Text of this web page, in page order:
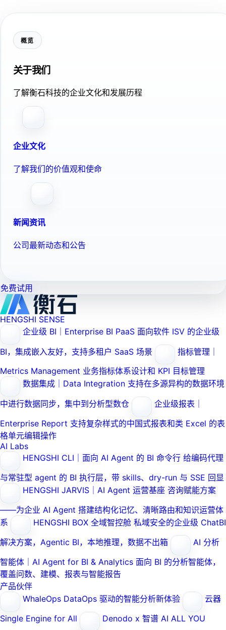
概览
关于我们
了解衡石科技的企业文化和发展历程
企业文化
了解我们的价值观和使命
新闻资讯
公司最新动态和公告
免费试用
HENGSHI SENSE
企业级 BI｜Enterprise BI PaaS 面向软件 ISV 的企业级
BI，集成嵌入友好，支持多租户 SaaS 场景
指标管理｜
Metrics Management 业务指标体系设计和 KPI 目标管理
数据集成｜Data Integration 支持在多源异构的数据环境
中进行数据同步，集中到分析型数仓
企业级报表｜
Enterprise Report 支持复杂样式的中国式报表和类 Excel 的表
格单元编辑操作
AI Labs
HENGSHI CLI｜面向 AI Agent 的 BI 命令行 给编码代理
与常驻型 agent 的 BI 执行层，带 skills、dry-run 与 SSE 回显
HENGSHI JARVIS｜AI Agent 运营基座 咨询赋能方案
——为企业 AI Agent 搭建结构化记忆、清晰路由和知识运营体
系
HENGSHI BOX 全域智控舱 私域安全的企业级 ChatBI
解决方案，Agentic BI，本地推理，数据不出箱
AI 分析
智能体｜AI Agent for BI & Analytics 面向 BI 的分析智能体，
覆盖问数、建模、报表与智能报告
产品伙伴
WhaleOps DataOps 驱动的智能分析新体验
云器
Single Engine for All
Denodo x 智谱 AI ALL YOU